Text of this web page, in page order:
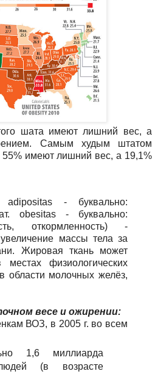
шата имеют лишний вес, а
Самым худым штатом
55% имеют лишний вес, а 19,1%
adipositas - буквально:
obesitas - буквально:
откормленность) -
массы тела за
Жировая ткань может
местах физиологических
области молочных желёз,
весе и ожирении:
ВОЗ, в 2005 г. во всем
1,6 миллиарда
(в возрасте